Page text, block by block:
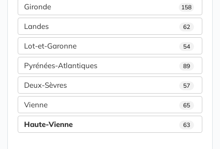
Gironde 158
Landes 62
Lot-et-Garonne 54
Pyrénées-Atlantiques 89
Deux-Sèvres 57
Vienne 65
Haute-Vienne 63